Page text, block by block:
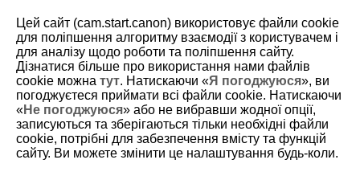
D375-143
Видалення зображень
Видалення зображень по одному
Цей сайт (cam.start.canon) використовує файли cookie
для поліпшення алгоритму взаємодії з користувачем і
для аналізу щодо роботи та поліпшення сайту.
Дізнатися більше про використання нами файлів
cookie можна тут. Натискаючи «Я погоджуюся», ви
погоджуєтеся приймати всі файли cookie. Натискаючи
«Не погоджуюся» або не вибравши жодної опції,
записуються та зберігаються тільки необхідні файли
cookie, потрібні для забезпечення вмісту та функцій
сайту. Ви можете змінити це налаштування будь-коли.